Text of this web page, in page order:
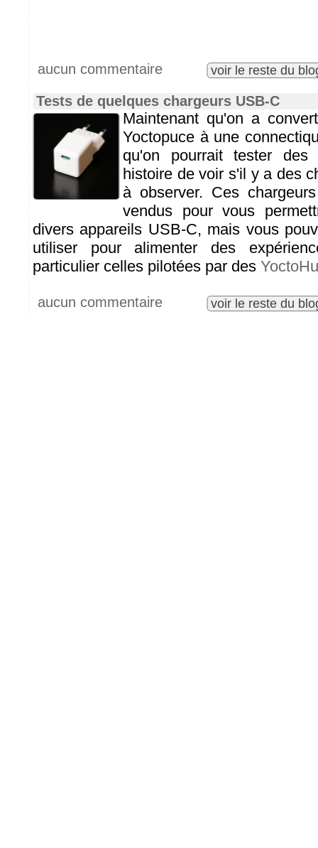
aucun commentaire voir le reste du
Tests de quelques chargeurs USB-C
Maintenant qu'on a
Yoctopuce à une
qu'on pourrait tester des
histoire de voir s'il y a des
à observer. Ces
vendus pour vous
divers appareils USB-C, mais vous
utiliser pour alimenter des
particulier celles pilotées par des
aucun commentaire voir le reste du